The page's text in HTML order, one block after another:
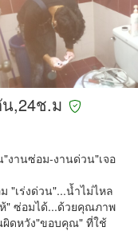
,24ช.ม
งานซ่อม-งานด่วน"เจอ
"เร่งด่วน"...น้ำไม่ไหล
" ซ่อมได้...ด้วยคุณภาพ
ผิดหวัง"ขอบคุณ" ที่ใช้